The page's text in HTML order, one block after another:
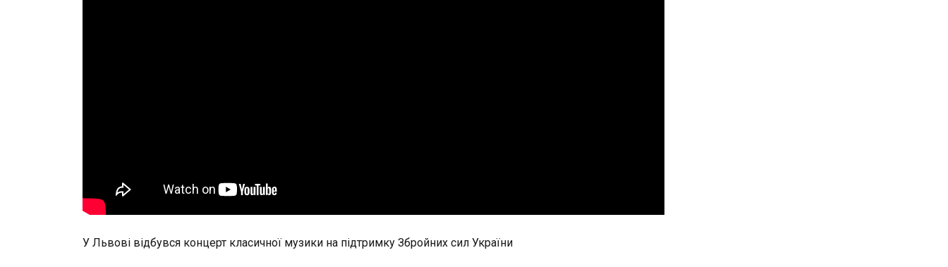
У Львові відбувся концерт класичної музики на підтримку Збройних сил України